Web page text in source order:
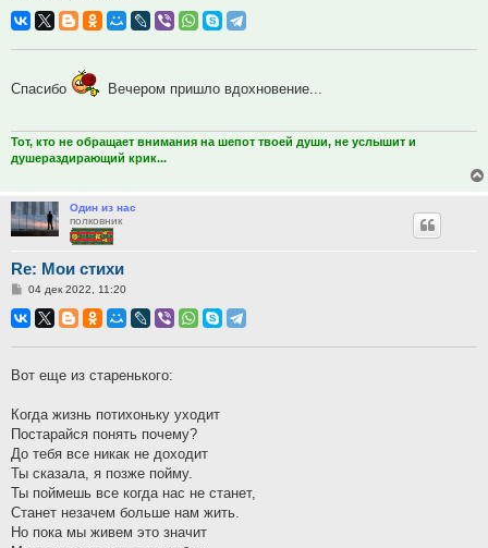
Спасибо Вечером пришло вдохновение...
Тот, кто не обращает внимания на шепот твоей души, не услышит и
душераздирающий крик...
Один из нас
полковник
Re: Мои стихи
Сообщение
04 дек 2022, 11:20
Вот еще из старенького:
Когда жизнь потихоньку уходит
Постарайся понять почему?
До тебя все никак не доходит
Ты сказала, я позже пойму.
Ты поймешь все когда нас не станет,
Станет незачем больше нам жить.
Но пока мы живем это значит